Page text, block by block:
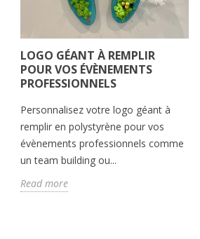
LOGO GÉANT À REMPLIR
POUR VOS ÉVÈNEMENTS
PROFESSIONNELS
Personnalisez votre logo géant à
remplir en polystyrène pour vos
évènements professionnels comme
un team building ou...
Read more